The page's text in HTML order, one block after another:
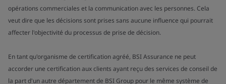
opérations commerciales et la communication avec les personnes. Cela
veut dire que les décisions sont prises sans aucune influence qui pourrait
affecter l'objectivité du processus de prise de décision.
En tant qu'organisme de certification agréé, BSI Assurance ne peut
accorder une certification aux clients ayant reçu des services de conseil de
la part d'un autre département de BSI Group pour le même système de